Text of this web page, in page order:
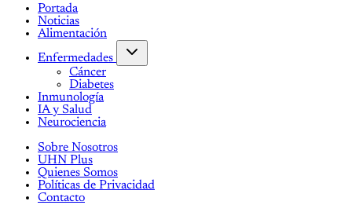
Portada
Noticias
Alimentación
Enfermedades
Cáncer
Diabetes
Inmunología
IA y Salud
Neurociencia
Sobre Nosotros
UHN Plus
Quienes Somos
Políticas de Privacidad
Contacto